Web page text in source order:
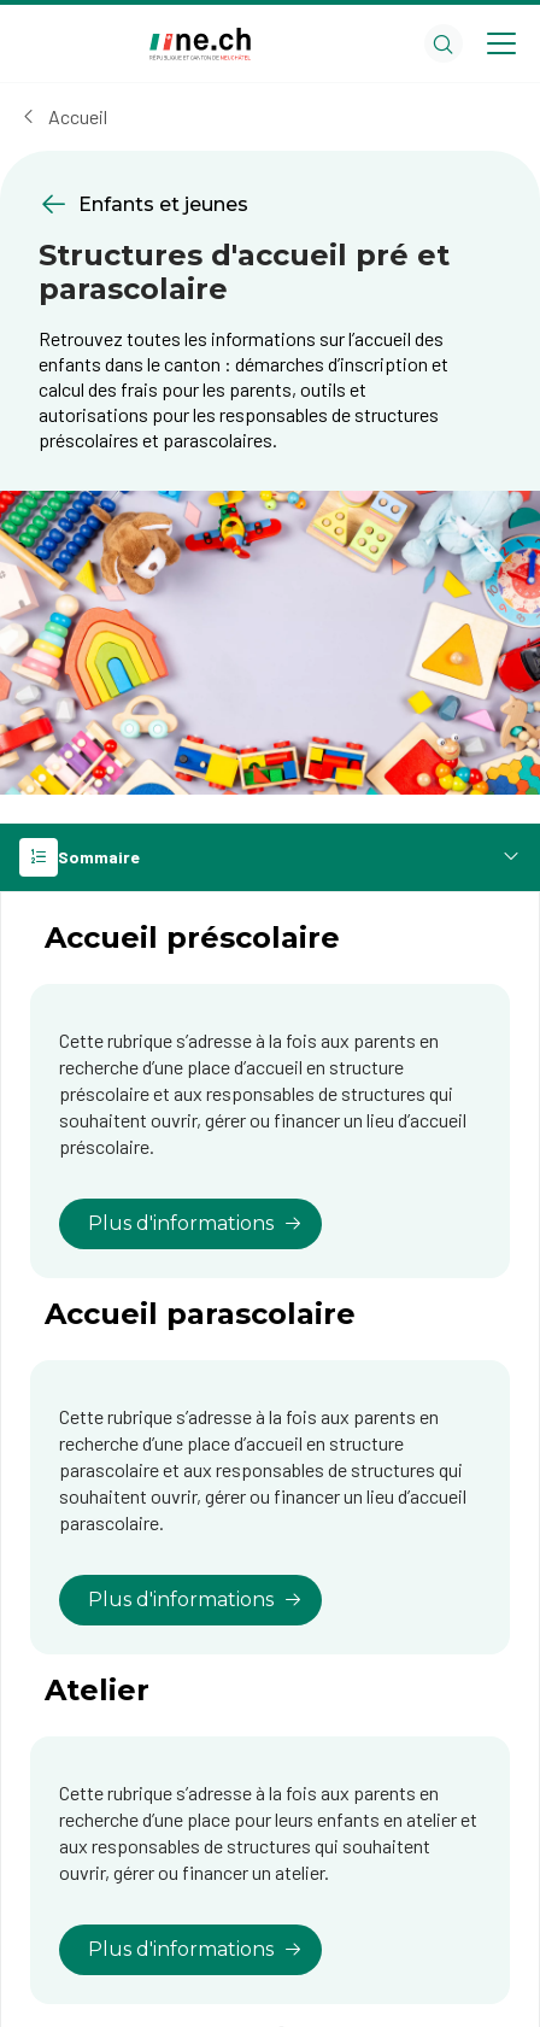
cookies
Accueil
Enfants et jeunes
Structures d'accueil pré et
parascolaire
Retrouvez toutes les informations sur l’accueil des
enfants dans le canton : démarches d’inscription et
calcul des frais pour les parents, outils et
autorisations pour les responsables de structures
préscolaires et parascolaires.
Sommaire
Accueil préscolaire
Cette rubrique s’adresse à la fois aux parents en
recherche d’une place d’accueil en structure
préscolaire et aux responsables de structures qui
souhaitent ouvrir, gérer ou financer un lieu d’accueil
préscolaire.
Plus d'informations
Accueil parascolaire
Cette rubrique s’adresse à la fois aux parents en
recherche d’une place d’accueil en structure
parascolaire et aux responsables de structures qui
souhaitent ouvrir, gérer ou financer un lieu d’accueil
parascolaire.
Plus d'informations
Atelier
Cette rubrique s’adresse à la fois aux parents en
recherche d’une place pour leurs enfants en atelier et
aux responsables de structures qui souhaitent
ouvrir, gérer ou financer un atelier.
Plus d'informations